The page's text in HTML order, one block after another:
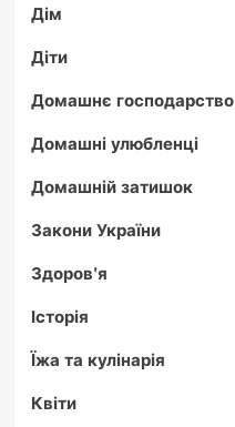
Дім
Діти
Домашнє господарство
Домашні улюбленці
Домашній затишок
Закони України
Здоров'я
Історія
Їжа та кулінарія
Квіти